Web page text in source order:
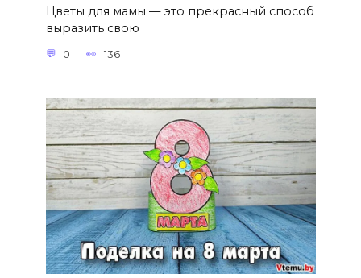
Цветы для мамы — это прекрасный способ
выразить свою
0 136